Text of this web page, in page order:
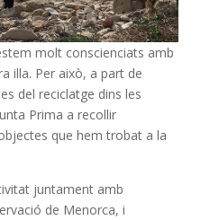
molt conscienciats amb
illa. Per això, a part de
del reciclatge dins les
Prima a recollir
que hem trobat a la
juntament amb
de Menorca, i